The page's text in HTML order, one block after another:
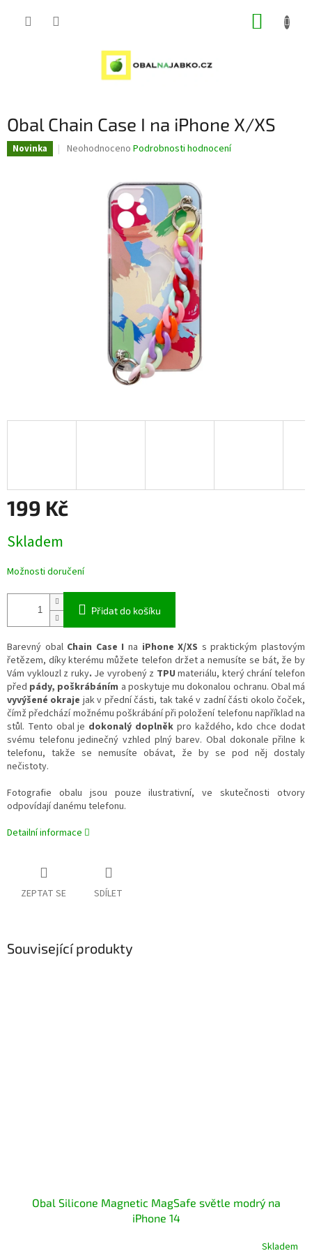
Obal Chain Case I na iPhone X/XS
Novinka
Průměrné
hvězdiček.
Neohodnoceno Podrobnosti hodnocení
199 Kč
cena:
Skladem
Možnosti doručení
Přidat do košíku
Barevný obal Chain Case I na iPhone X/XS s praktickým plastovým
řetězem, díky kterému můžete telefon držet a nemusíte se bát, že by
Vám vyklouzl z ruky. Je vyrobený z TPU materiálu, který chrání telefon
před pády, poškrábáním a poskytuje mu dokonalou ochranu. Obal má
vyvýšené okraje jak v přední části, tak také v zadní části okolo čoček,
čímž předchází možnému poškrábání při položení telefonu například na
stůl. Tento obal je dokonalý doplněk pro každého, kdo chce dodat
svému telefonu jedinečný vzhled plný barev. Obal dokonale přilne k
telefonu, takže se nemusíte obávat, že by se pod něj dostaly
nečistoty.
Fotografie obalu jsou pouze ilustrativní, ve skutečnosti otvory
odpovídají danému telefonu.
Detailní informace
ZEPTAT SE SDÍLET
Související produkty
Obal Silicone Magnetic MagSafe světle modrý na
iPhone 14
Skladem